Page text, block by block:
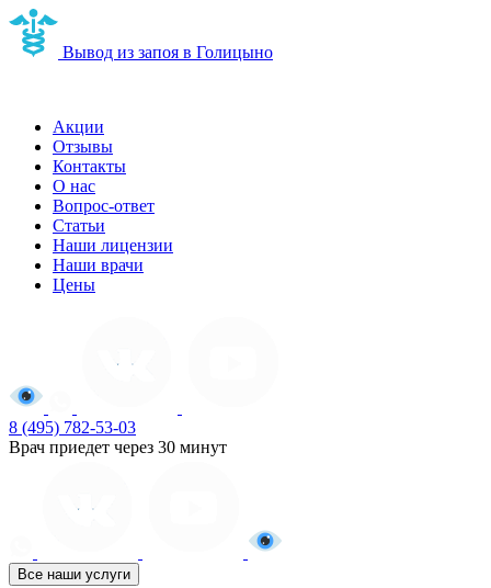
Вывод из запоя в Голицыно
Акции
Отзывы
Контакты
О нас
Вопрос-ответ
Статьи
Наши лицензии
Наши врачи
Цены
8 (495) 782-53-03
Врач приедет через 30 минут
Все наши услуги